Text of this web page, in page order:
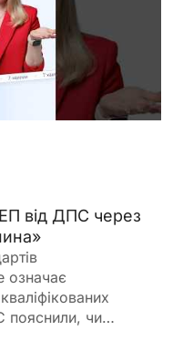
від ДПС через
означає
пояснили, чи